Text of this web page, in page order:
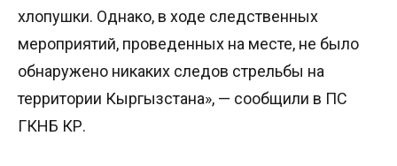
хлопушки. Однако, в ходе следственных
мероприятий, проведенных на месте, не было
обнаружено никаких следов стрельбы на
территории Кыргызстана», — сообщили в ПС
ГКНБ КР.